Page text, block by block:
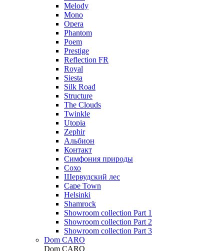
Melody
Mono
Opera
Phantom
Poem
Prestige
Reflection FR
Royal
Siesta
Silk Road
Structure
The Clouds
Twinkle
Utopia
Zephir
Альбион
Контакт
Симфония природы
Сохо
Шервудский лес
Cape Town
Helsinki
Shamrock
Showroom collection Part 1
Showroom collection Part 2
Showroom collection Part 3
Dom CARO
Dom CARO